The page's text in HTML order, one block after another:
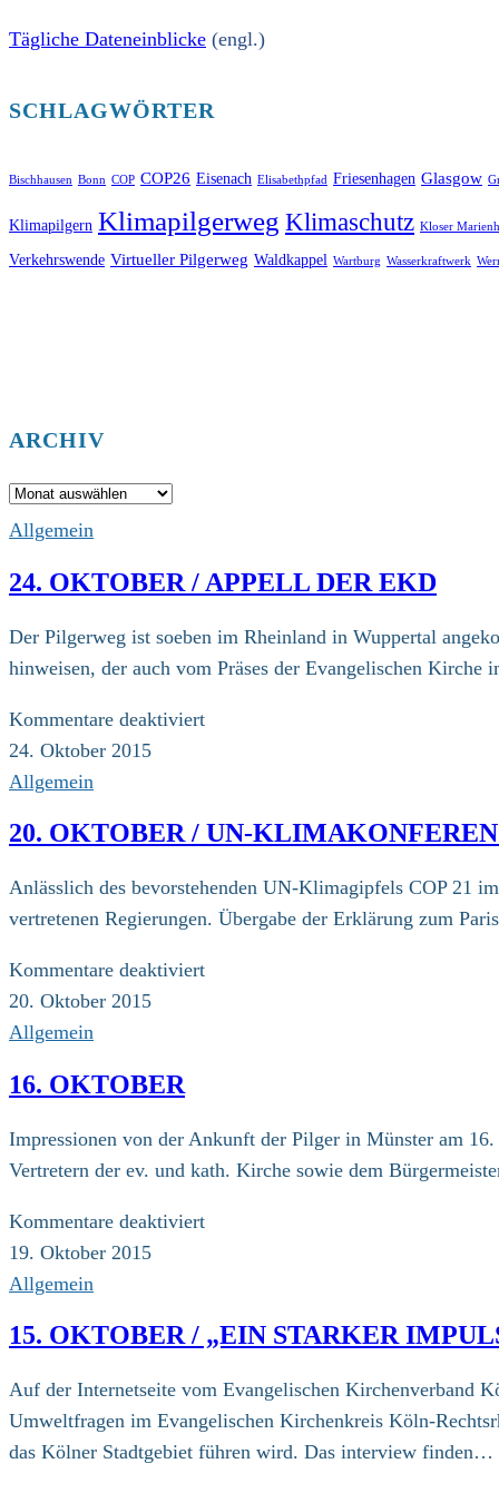
Tägliche Dateneinblicke (engl.)
SCHLAGWÖRTER
Bischhausen Bonn COP COP26 Eisenach Elisabethpfad Friesenhagen Glasgow
Klimapilgern Klimapilgerweg Klimaschutz Kloser
Verkehrswende Virtueller Pilgerweg Waldkappel Wartburg Wasserkraftwerk
ARCHIV
Archiv
Allgemein
24. OKTOBER / APPELL DER EKD
Der Pilgerweg ist soeben im Rheinland in Wuppertal
hinweisen, der auch vom Präses der Evangelischen
Kommentare deaktiviertfür
Appell
EKD
24. Oktober 2015
Allgemein
20. OKTOBER / UN-
Anlässlich des bevorstehenden UN-Klimagipfels COP 21
vertretenen Regierungen. Übergabe der Erklärung zum
Kommentare deaktiviertfür
Religionsvertretern
20. Oktober 2015
Allgemein
16. OKTOBER
Impressionen von der Ankunft der Pilger in Münster am
Vertretern der ev. und kath. Kirche sowie dem
Kommentare deaktiviertfür
19. Oktober 2015
Allgemein
15. OKTOBER / „EIN STARKER
Auf der Internetseite vom Evangelischen Kirchenverband
Umweltfragen im Evangelischen Kirchenkreis Köln-
das Kölner Stadtgebiet führen wird. Das interview finden…